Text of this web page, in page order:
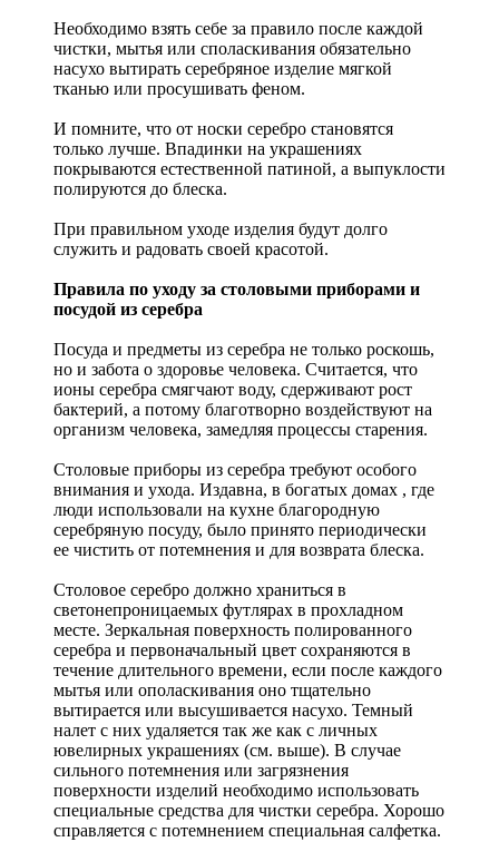
Необходимо взять себе за правило после каждой
чистки, мытья или споласкивания обязательно
насухо вытирать серебряное изделие мягкой
тканью или просушивать феном.
И помните, что от носки серебро становятся
только лучше. Впадинки на украшениях
покрываются естественной патиной, а выпуклости
полируются до блеска.
При правильном уходе изделия будут долго
служить и радовать своей красотой.
Правила по уходу за столовыми приборами и
посудой из серебра
Посуда и предметы из серебра не только роскошь,
но и забота о здоровье человека. Считается, что
ионы серебра смягчают воду, сдерживают рост
бактерий, а потому благотворно воздействуют на
организм человека, замедляя процессы старения.
Столовые приборы из серебра требуют особого
внимания и ухода. Издавна, в богатых домах , где
люди использовали на кухне благородную
серебряную посуду, было принято периодически
ее чистить от потемнения и для возврата блеска.
Столовое серебро должно храниться в
светонепроницаемых футлярах в прохладном
месте. Зеркальная поверхность полированного
серебра и первоначальный цвет сохраняются в
течение длительного времени, если после каждого
мытья или ополаскивания оно тщательно
вытирается или высушивается насухо. Темный
налет с них удаляется так же как с личных
ювелирных украшениях (см. выше). В случае
сильного потемнения или загрязнения
поверхности изделий необходимо использовать
специальные средства для чистки серебра. Хорошо
справляется с потемнением специальная салфетка.